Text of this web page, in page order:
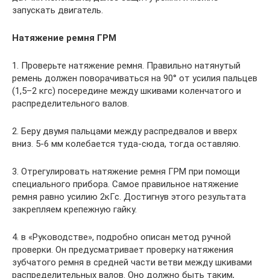
запускать двигатель.
Натяжение ремня ГРМ
1. Проверьте натяжение ремня. Правильно натянутый
ремень должен поворачиваться на 90° от усилия пальцев
(1,5–2 кгс) посередине между шкивами коленчатого и
распределительного валов.
2. Беру двумя пальцами между распредвалов и вверх
вниз. 5-6 мм колебается туда-сюда, тогда оставляю.
3. Отрегулировать натяжение ремня ГРМ при помощи
специального прибора. Самое правильное натяжение
ремня равно усилию 2кГс. Достигнув этого результата
закрепляем крепежную гайку.
4. в «Руководстве», подробно описан метод ручной
проверки. Он предусматривает проверку натяжения
зубчатого ремня в средней части ветви между шкивами
распределительных валов. Оно должно быть таким,